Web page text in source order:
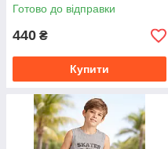
Готово до відправки
440 ₴
Купити